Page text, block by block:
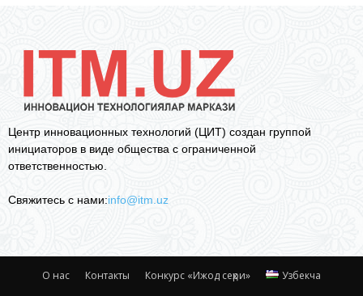
Центр инновационных технологий (ЦИТ) создан группой
инициаторов в виде общества с ограниченной
ответственностью.
Свяжитесь с нами:info@itm.uz
О нас Контакты Конкурс «Ижод сеҳри» Узбекча